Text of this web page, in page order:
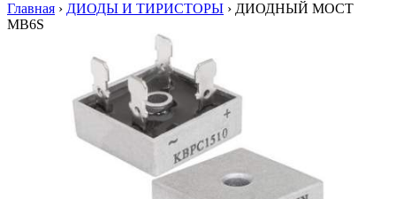
Главная › ДИОДЫ И ТИРИСТОРЫ › ДИОДНЫЙ МОСТ
MB6S